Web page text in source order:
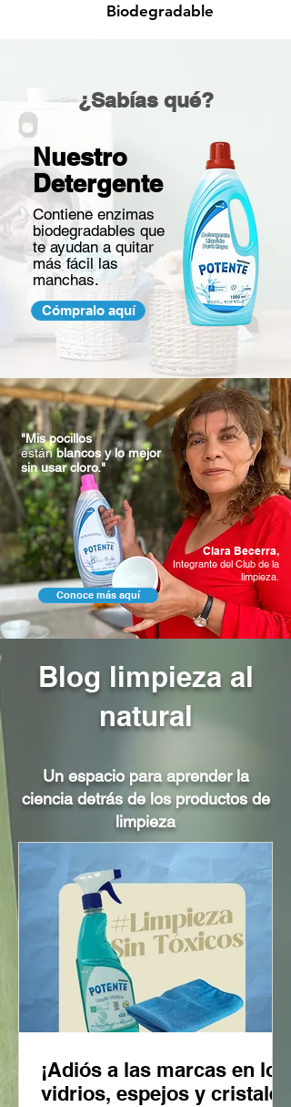
Biodegradable
¿Sabías qué?
Nuestro
Detergente
Contiene enzimas
biodegradables que
te ayudan a quitar
más fácil las
manchas.
Cómpralo aquí
"Mis pocillos
estánblancos y lo mejor
sin usarcloro."
Clara Becerra,
Integrante del Club de la
limpieza.
Conoce más aquí
Blog limpieza al
natural
Un espacio para aprender la
ciencia detrás de los productos de
limpieza
¡Adiós a las marcas en los
vidrios, espejos y cristales